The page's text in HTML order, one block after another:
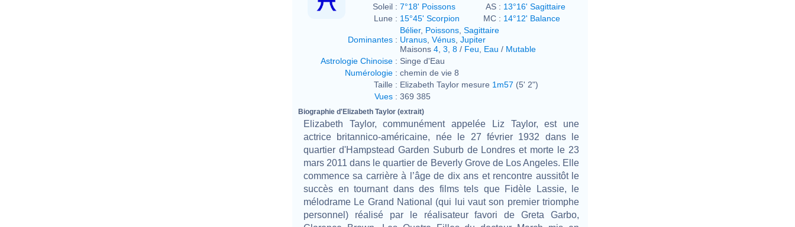
Soleil : 7°18' Poissons AS : 13°16' Sagittaire
Lune : 15°45' Scorpion MC : 14°12' Balance
Dominantes :
Bélier, Poissons Sagittaire
Uranus Vénus Jupiter
Maisons 4 3 8 / Feu Eau / Mutable
Astrologie Chinoise : Singe d'Eau
Numérologie : chemin de vie 8
Taille : Elizabeth Taylor mesure 1m57 (5' 2")
Vues : 369 385
Biographie d'Elizabeth Taylor (extrait)
Elizabeth Taylor, communément appelée Liz Taylor, est une
actrice britannico-américaine, née le 27 février 1932 dans le
quartier d'Hampstead Garden Suburb de Londres et morte le 23
mars 2011 dans le quartier de Beverly Grove de Los Angeles. Elle
commence sa carrière à l’âge de dix ans et rencontre aussitôt le
succès en tournant dans des films tels que Fidèle Lassie, le
mélodrame Le Grand National (qui lui vaut son premier triomphe
personnel) réalisé par le réalisateur favori de Greta Garbo,